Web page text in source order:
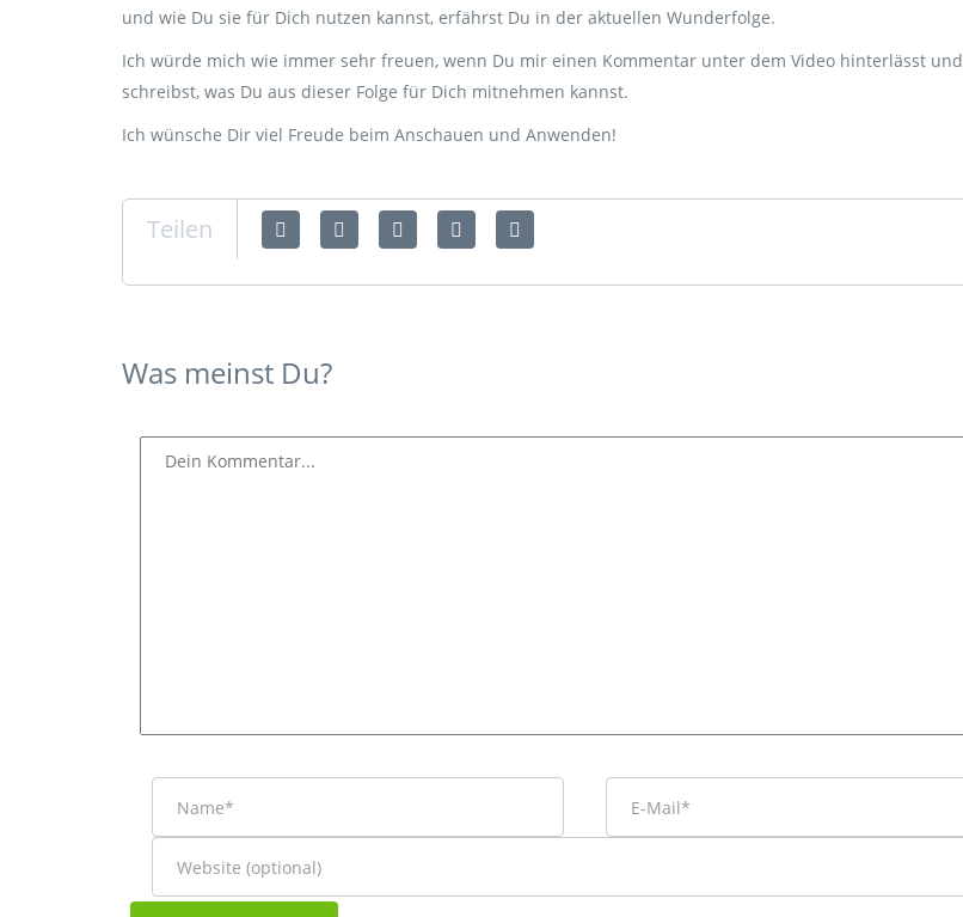
und wie Du sie für Dich nutzen kannst, erfährst Du in der aktuellen Wunderfolge.
Ich würde mich wie immer sehr freuen, wenn Du mir einen Kommentar unter dem Video hinterlässt und
schreibst, was Du aus dieser Folge für Dich mitnehmen kannst.
Ich wünsche Dir viel Freude beim Anschauen und Anwenden!
Teilen
Was meinst Du?